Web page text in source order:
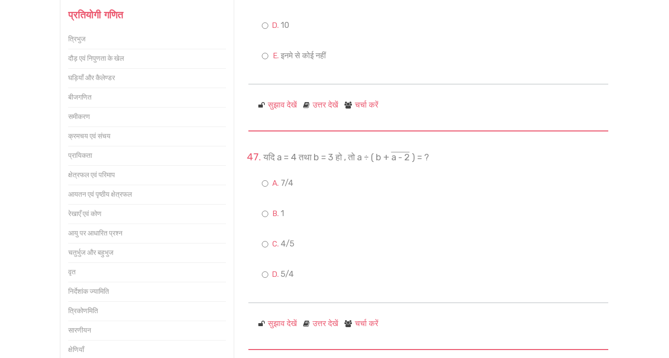
प्रतियोगी गणित
त्रिभुज
दौड़ एवं निपुणता के खेल
घड़ियाँ और कैलेण्डर
बीजगणित
समीकरण
क्रमचय एवं संचय
प्रायिकता
क्षेत्रफल एवं परिमाप
आयतन एवं पृष्ठीय क्षेत्रफल
रेखाएँ एवं कोण
आयु पर आधारित प्रश्न
चतुर्भुज और बहुभुज
वृत
निर्देशांक ज्यामिति
त्रिकोणमिति
सारणीयन
क्षेणियाँ
10
इनमे से कोई नहीं
सुझाव देखें उत्तर देखें चर्चा करें
यदि a = 4 तथा b = 3 हो , तो a ÷ ( b + a - 2 ) = ?
7/4
1
4/5
5/4
सुझाव देखें उत्तर देखें चर्चा करें